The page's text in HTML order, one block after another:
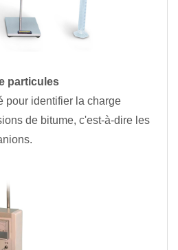
particules
pour identifier la charge
de bitume, c'est-à-dire les